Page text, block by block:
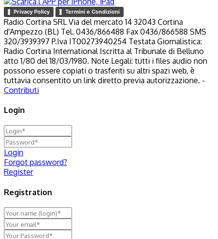
Privacy Policy Termini e Condizioni
Radio Cortina SRL Via del mercato 14 32043 Cortina
d'Ampezzo (BL) Tel. 0436/866488 Fax 0436/866588 SMS
320/3939397 P.Iva IT00273940254 Testata Giornalistica:
Radio Cortina International Iscritta al Tribunale di Belluno
atto 1/80 del 18/03/1980. Note Legali: tutti i files audio non
possono essere copiati o trasferiti su altri spazi web, è
tuttavia consentito un link diretto previa autorizzazione. -
Contributi
Login
Login
Forgot password?
Register
Registration